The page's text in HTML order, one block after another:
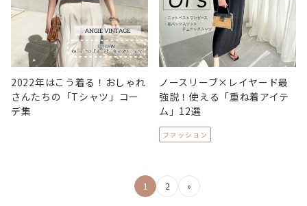
2022年はこう着る！おしゃれ
さんたちの「Tシャツ」コー
デ集
ノースリーブ×レイヤード最
強説！使える「重ね着アイテ
ム」12選
ファッション
1 2 »